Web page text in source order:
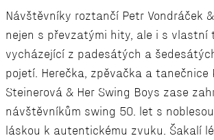
Návštěvníky roztančí Petr Vondráček
nejen s převzatými hity, ale i s vlastní
vycházející z padesátých a
pojetí. Herečka, zpěvačka a tanečnice
Steinerová & Her Swing Boys zase
návštěvníkům swing 50. let s
láskou k autentickému zvuku. Šakalí